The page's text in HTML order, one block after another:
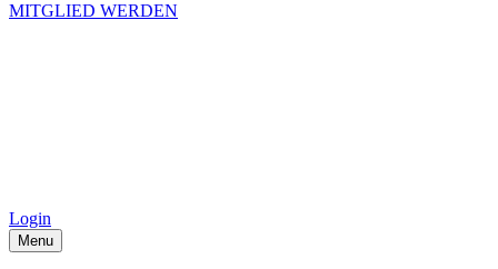
MITGLIED WERDEN
Login
Menu